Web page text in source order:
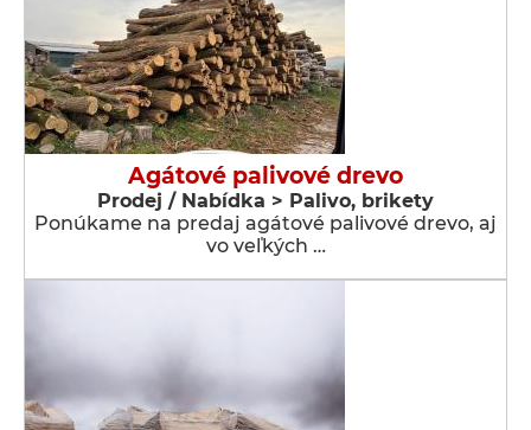
Agátové palivové drevo
Prodej / Nabídka > Palivo, brikety
Ponúkame na predaj agátové palivové drevo, aj
vo veľkých …